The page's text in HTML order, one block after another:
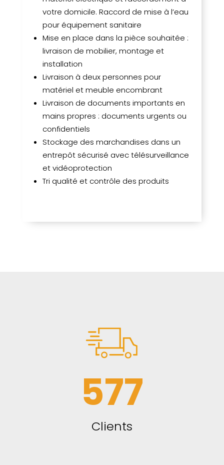
votre domicile. Raccord de mise à l’eau
pour équipement sanitaire
Mise en place dans la pièce souhaitée :
livraison de mobilier, montage et
installation
Livraison à deux personnes pour
matériel et meuble encombrant
Livraison de documents importants en
mains propres : documents urgents ou
confidentiels
Stockage des marchandises dans un
entrepôt sécurisé avec télésurveillance
et vidéoprotection
Tri qualité et contrôle des produits
577
Clients